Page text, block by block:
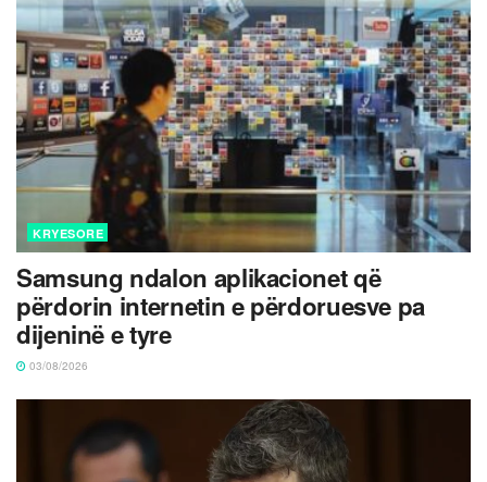
KRYESORE
Samsung ndalon aplikacionet që
përdorin internetin e përdoruesve pa
dijeninë e tyre
03/08/2026